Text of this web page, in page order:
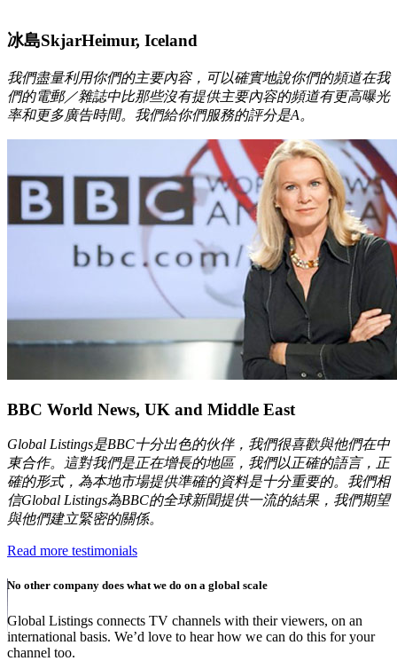
冰島SkjarHeimur, Iceland
我們盡量利用你們的主要內容，可以確實地說你們的頻道在我
們的電郵／雜誌中比那些沒有提供主要內容的頻道有更高曝光
率和更多廣告時間。我們給你們服務的評分是A。
BBC World News, UK and Middle East
Global Listings是BBC十分出色的伙伴，我們很喜歡與他們在中
東合作。這對我們是正在增長的地區，我們以正確的語言，正
確的形式，為本地市場提供準確的資料是十分重要的。我們相
信Global Listings為BBC的全球新聞提供一流的結果，我們期望
與他們建立緊密的關係。
Read more testimonials
No other company does what we do on a global scale
Global Listings connects TV channels with their viewers, on an
international basis. We’d love to hear how we can do this for your
channel too.